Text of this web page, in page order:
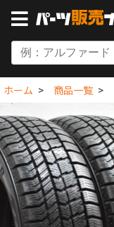
ホーム 商品一覧